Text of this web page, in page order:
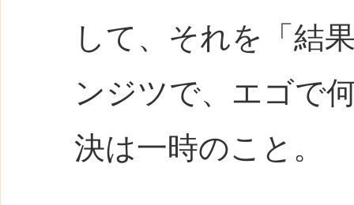
して、それを「結
ンジツで、エゴで
決は一時のこと。